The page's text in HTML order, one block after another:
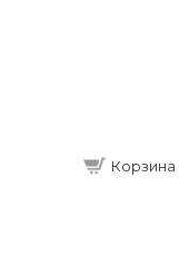
Корзина